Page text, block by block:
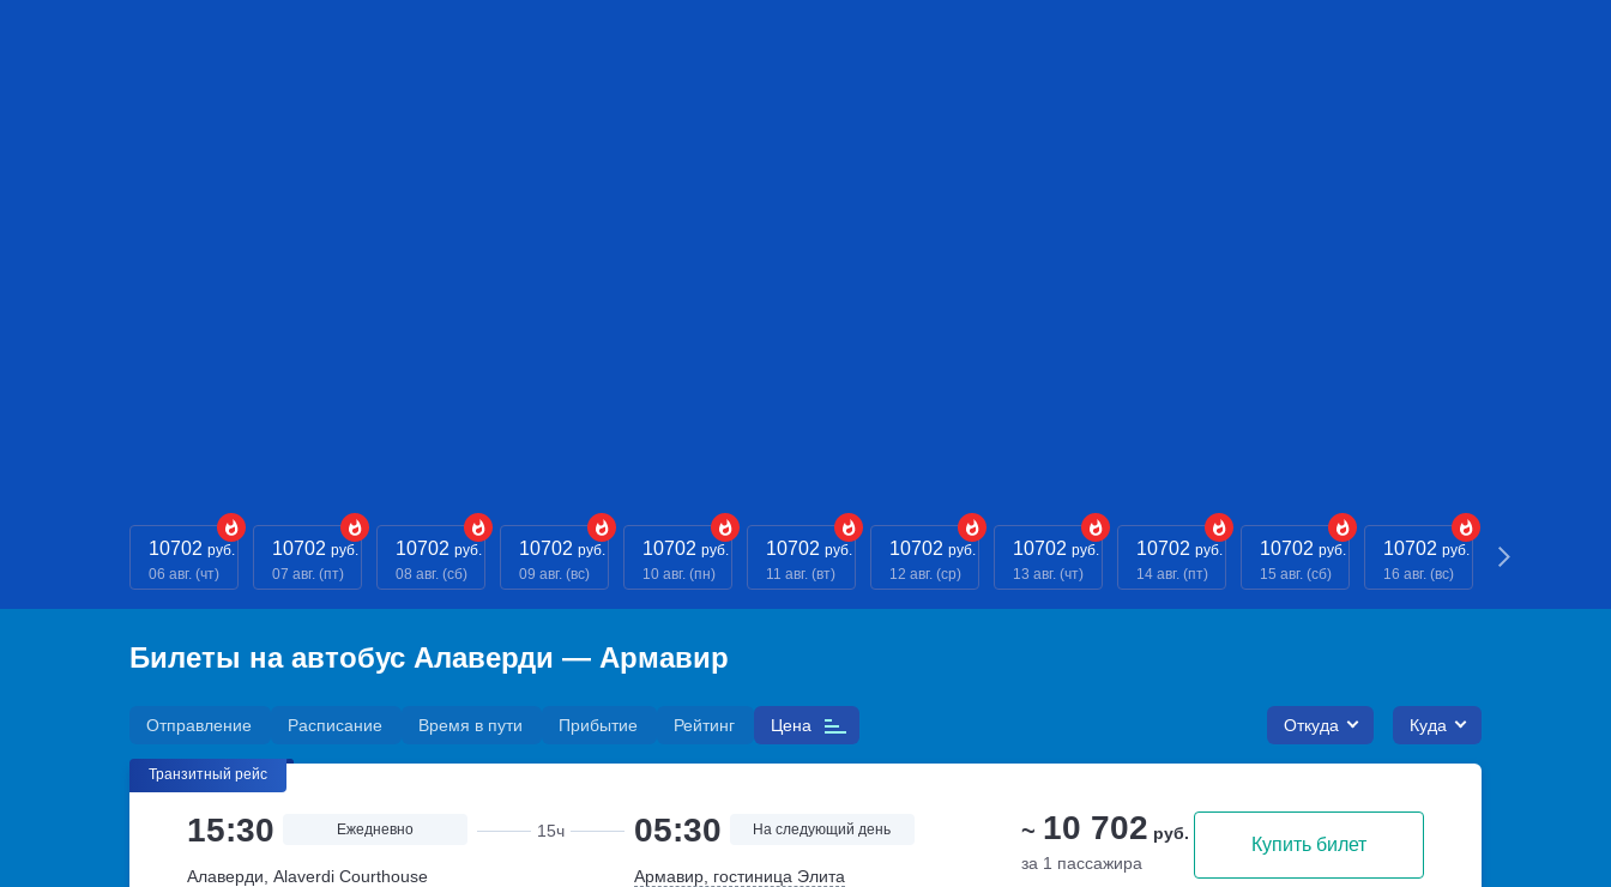
10702 руб.
06 авг. (чт)
10702 руб.
07 авг. (пт)
10702 руб.
08 авг. (сб)
10702 руб.
09 авг. (вс)
10702 руб.
10 авг. (пн)
10702 руб.
11 авг. (вт)
10702 руб.
12 авг. (ср)
10702 руб.
13 авг. (чт)
10702 руб.
14 авг. (пт)
10702 руб.
15 авг. (сб)
10702 руб.
16 авг. (вс)
Билеты на автобус Алаверди — Армавир
Отправление Расписание Время в пути Прибытие Рейтинг Цена Откуда Куда
Транзитный рейс
15:30 Ежедневно 15ч 05:30 На следующий день ~ 10 702 руб.
за 1 пассажира
Купить билет
Алаверди, Alaverdi Courthouse Армавир, гостиница Элита